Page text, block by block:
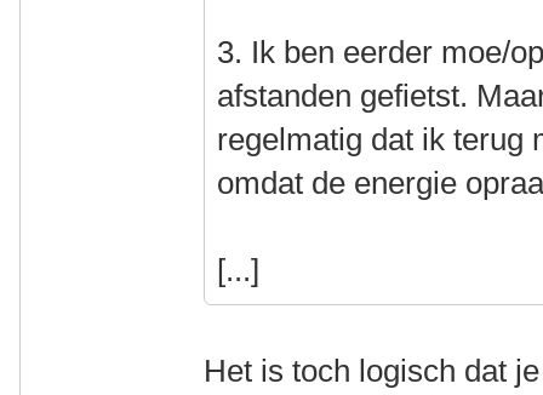
3. Ik ben eerder moe/
afstanden gefietst.
regelmatig dat ik terug
omdat de energie
[...]
Het is toch logisch dat